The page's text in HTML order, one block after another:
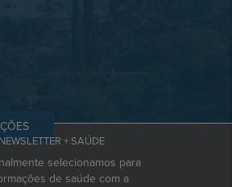
+ SAÚDE
selecionamos para
de saúde com a